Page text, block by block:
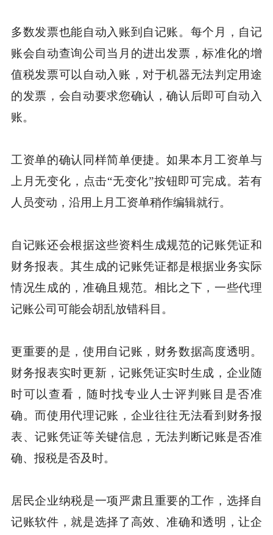
多数发票也能自动入账到自记账。每个月，自记
账会自动查询公司当月的进出发票，标准化的增
值税发票可以自动入账，对于机器无法判定用途
的发票，会自动要求您确认，确认后即可自动入
账。
工资单的确认同样简单便捷。如果本月工资单与
上月无变化，点击“无变化”按钮即可完成。若有
人员变动，沿用上月工资单稍作编辑就行。
自记账还会根据这些资料生成规范的记账凭证和
财务报表。其生成的记账凭证都是根据业务实际
情况生成的，准确且规范。相比之下，一些代理
记账公司可能会胡乱放错科目。
更重要的是，使用自记账，财务数据高度透明。
财务报表实时更新，记账凭证实时生成，企业随
时可以查看，随时找专业人士评判账目是否准
确。而使用代理记账，企业往往无法看到财务报
表、记账凭证等关键信息，无法判断记账是否准
确、报税是否及时。
居民企业纳税是一项严肃且重要的工作，选择自
记账软件，就是选择了高效、准确和透明，让企